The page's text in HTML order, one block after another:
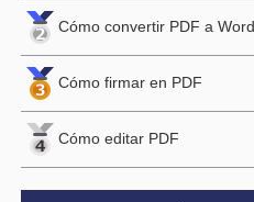
Cómo convertir PDF a Word
Cómo firmar en PDF
Cómo editar PDF